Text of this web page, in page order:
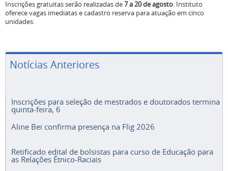
Inscrições gratuitas serão realizadas de7 a 20 de agosto. Instituto
oferece vagas imediatas e cadastro reserva para atuação em cinco
unidades.
Notícias Anteriores
Inscrições para seleção de mestrados e doutorados termina
quinta-feira, 6
Aline Bei confirma presença na Flig 2026
Retificado edital de bolsistas para curso de Educação para
as Relações Étnico-Raciais